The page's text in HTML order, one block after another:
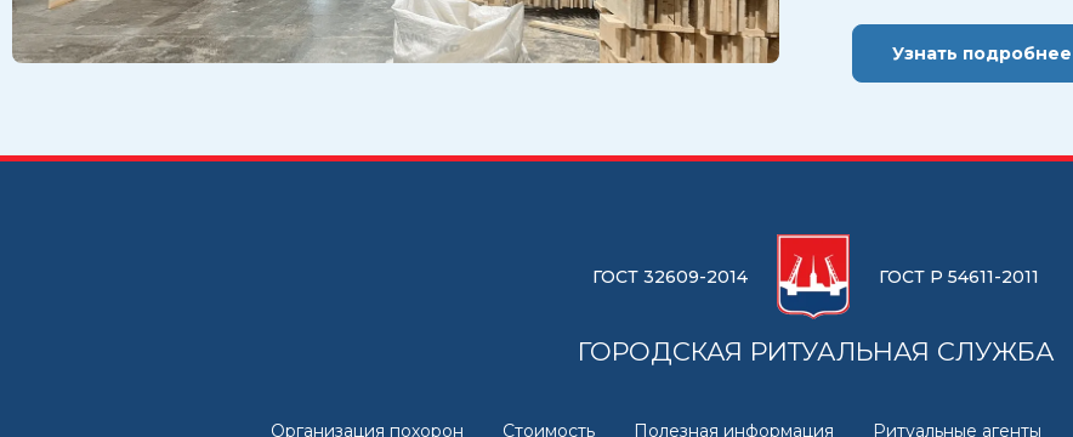
Узнать подробнее
ГОСТ 32609-2014 ГОСТ Р 54611-2011
ГОРОДСКАЯ РИТУАЛЬНАЯ СЛУЖБА
Организация похорон Стоимость Полезная информация Ритуальные агенты